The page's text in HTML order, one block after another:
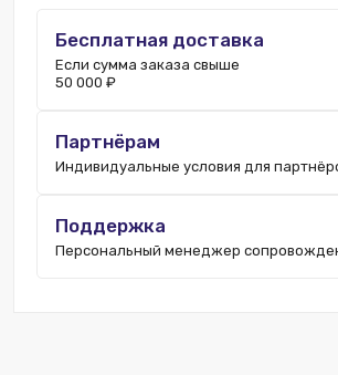
Бесплатная доставка
Если сумма заказа свыше
50 000 ₽
Партнёрам
Индивидуальные условия для
Поддержка
Персональный менеджер